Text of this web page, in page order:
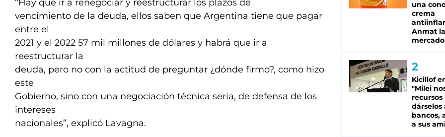
“Hay que ir a renegociar y reestructurar los plazos de
vencimiento de la deuda, ellos saben que Argentina tiene que pagar
entre el
2021 y el 2022 57 mil millones de dólares y habrá que ir a
reestructurar la
deuda, pero no con la actitud de preguntar ¿dónde firmo?, como hizo
este
Gobierno, sino con una negociación técnica seria, de defensa de los
intereses
nacionales”, explicó Lavagna.
una
crema
Anmat
mercado
Kicillof
"Milei
recursos
dárselos
bancos,
a sus